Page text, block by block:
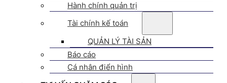
Hành chính quản trị
Tài chính kế toán
QUẢN LÝ TÀI SẢN
Báo cáo
Cá nhân điển hình